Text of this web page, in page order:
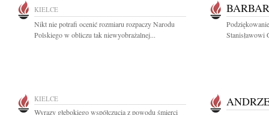
KIELCE
Nikt nie potrafi ocenić rozmiaru rozpaczy Narodu
Polskiego w obliczu tak niewyobrażalnej...
Stanisławowi
KIELCE
Wyrazy głębokiego współczucia z powodu śmierci